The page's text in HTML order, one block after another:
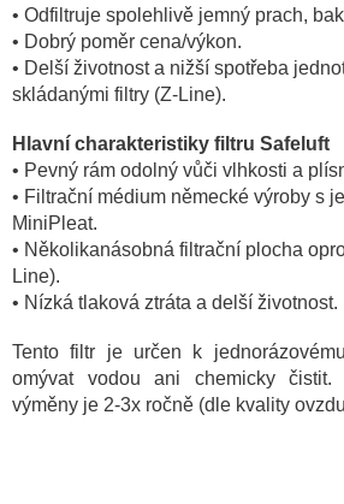
• Odfiltruje spolehlivě jemný prach,
• Dobrý poměr cena/výkon.
• Delší životnost a nižší spotřeba
skládanými filtry (Z-Line).
Hlavní charakteristiky filtru Safeluft
• Pevný rám odolný vůči vlhkosti a
• Filtrační médium německé výroby s
MiniPleat.
• Několikanásobná filtrační plocha
Line).
• Nízká tlaková ztráta a delší životnost.
Tento filtr je určen k
omývat vodou ani chemicky čistit.
výměny je 2-3x ročně (dle kvality